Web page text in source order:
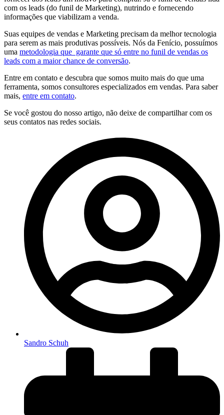
com os leads (do funil de Marketing), nutrindo e fornecendo
informações que viabilizam a venda.
Suas equipes de vendas e Marketing precisam da melhor tecnologia
para serem as mais produtivas possíveis. Nós da Fenício, possuímos
uma metodologia que garante que só entre no funil de vendas os
leads com a maior chance de conversão.
Entre em contato e descubra que somos muito mais do que uma
ferramenta, somos consultores especializados em vendas. Para saber
mais, entre em contato.
Se você gostou do nosso artigo, não deixe de compartilhar com os
seus contatos nas redes sociais.
Sandro Schuh